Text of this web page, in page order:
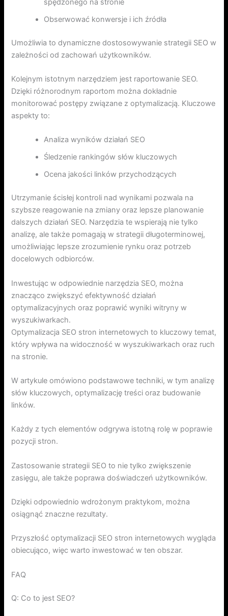
spędzonego na stronie
Obserwować konwersje i ich źródła
Umożliwia to dynamiczne dostosowywanie strategii SEO w
zależności od zachowań użytkowników.
Kolejnym istotnym narzędziem jest raportowanie SEO.
Dzięki różnorodnym raportom można dokładnie
monitorować postępy związane z optymalizacją. Kluczowe
aspekty to:
Analiza wyników działań SEO
Śledzenie rankingów słów kluczowych
Ocena jakości linków przychodzących
Utrzymanie ścisłej kontroli nad wynikami pozwala na
szybsze reagowanie na zmiany oraz lepsze planowanie
dalszych działań SEO. Narzędzia te wspierają nie tylko
analizę, ale także pomagają w strategii długoterminowej,
umożliwiając lepsze zrozumienie rynku oraz potrzeb
docelowych odbiorców.
Inwestując w odpowiednie narzędzia SEO, można
znacząco zwiększyć efektywność działań
optymalizacyjnych oraz poprawić wyniki witryny w
wyszukiwarkach.
Optymalizacja SEO stron internetowych to kluczowy temat,
który wpływa na widoczność w wyszukiwarkach oraz ruch
na stronie.
W artykule omówiono podstawowe techniki, w tym analizę
słów kluczowych, optymalizację treści oraz budowanie
linków.
Każdy z tych elementów odgrywa istotną rolę w poprawie
pozycji stron.
Zastosowanie strategii SEO to nie tylko zwiększenie
zasięgu, ale także poprawa doświadczeń użytkowników.
Dzięki odpowiednio wdrożonym praktykom, można
osiągnąć znaczne rezultaty.
Przyszłość optymalizacji SEO stron internetowych wygląda
obiecująco, więc warto inwestować w ten obszar.
FAQ
Q: Co to jest SEO?